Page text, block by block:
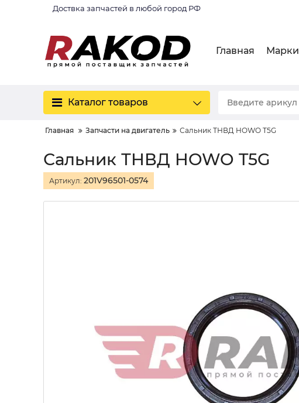
Доствка запчастей в любой город РФ
Главная Марки
Каталог товаров
Главная Запчасти на двигатель Сальник ТНВД HOWO T5G
Сальник ТНВД HOWO T5G
Артикул: 201V96501-0574